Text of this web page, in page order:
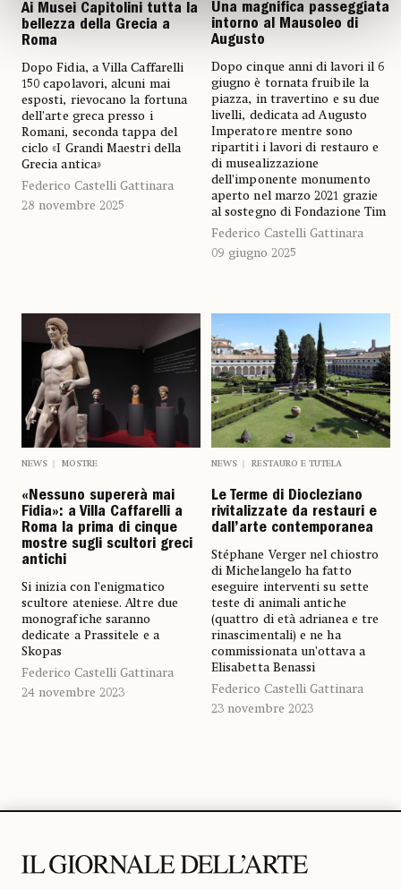
Ai Musei Capitolini tutta la
bellezza della Grecia a
Roma
Dopo Fidia, a Villa Caffarelli
150 capolavori, alcuni mai
esposti, rievocano la fortuna
dell’arte greca presso i
Romani, seconda tappa del
ciclo «I Grandi Maestri della
Grecia antica»
Federico Castelli Gattinara
28 novembre 2025
Una magnifica passeggiata
intorno al Mausoleo di
Augusto
Dopo cinque anni di lavori il 6
giugno è tornata fruibile la
piazza, in travertino e su due
livelli, dedicata ad Augusto
Imperatore mentre sono
ripartiti i lavori di restauro e
di musealizzazione
dell’imponente monumento
aperto nel marzo 2021 grazie
al sostegno di Fondazione Tim
Federico Castelli Gattinara
09 giugno 2025
NEWS MOSTRE
«Nessuno supererà mai
Fidia»: a Villa Caffarelli a
Roma la prima di cinque
mostre sugli scultori greci
antichi
Si inizia con l’enigmatico
scultore ateniese. Altre due
monografiche saranno
dedicate a Prassitele e a
Skopas
Federico Castelli Gattinara
24 novembre 2023
NEWS RESTAURO E TUTELA
Le Terme di Diocleziano
rivitalizzate da restauri e
dall’arte contemporanea
Stéphane Verger nel chiostro
di Michelangelo ha fatto
eseguire interventi su sette
teste di animali antiche
(quattro di età adrianea e tre
rinascimentali) e ne ha
commissionata un’ottava a
Elisabetta Benassi
Federico Castelli Gattinara
23 novembre 2023